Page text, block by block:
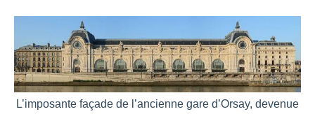
L’imposante façade de l’ancienne gare d’Orsay, devenue